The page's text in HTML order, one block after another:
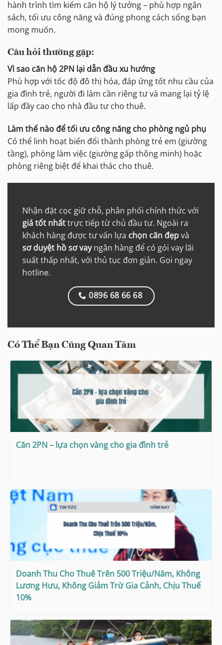
hành trình tìm kiếm căn hộ lý tưởng – phù hợp ngân
sách, tối ưu công năng và đúng phong cách sống bạn
mong muốn.
Câu hỏi thường gặp:
Vì sao căn hộ 2PN lại dẫn đầu xu hướng
Phù hợp với tốc độ đô thị hóa, đáp ứng tốt nhu cầu của
gia đình trẻ, người đi làm cần riêng tư và mang lại tỷ lệ
lấp đầy cao cho nhà đầu tư cho thuê.
Làm thế nào để tối ưu công năng cho phòng ngủ phụ
Có thể linh hoạt biến đổi thành phòng trẻ em (giường
tầng), phòng làm việc (giường gấp thông minh) hoặc
phòng riêng biệt để khai thác cho thuê.
Nhận đặt cọc giữ chỗ, phân phối chính thức với
giá tốt nhấttrực tiếp từ chủ đầu tư. Ngoài ra
khách hàng được tư vấn lựa chọn căn đẹpvà
sơ duyệt hồ sơ vayngân hàng để có gói vay lãi
suất thấp nhất, với thủ tục đơn giản. Gọi ngay
hotline.
0896 68 66 68
Có Thể Bạn Cũng Quan Tâm
Căn 2PN – lựa chọn vàng cho gia đình trẻ
Doanh Thu Cho Thuê Trên 500 Triệu/Năm, Không
Lương Hưu, Không Giảm Trừ Gia Cảnh, Chịu Thuế
10%